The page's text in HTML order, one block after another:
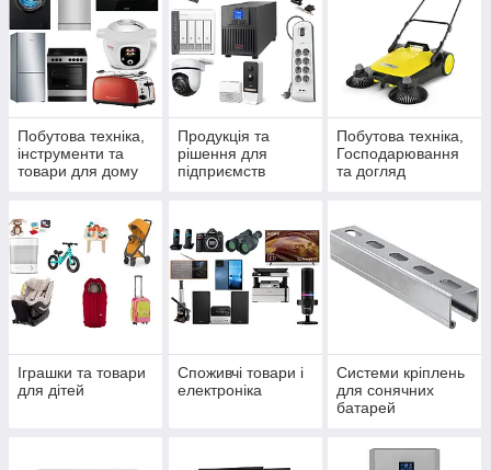
Побутова техніка,
інструменти та
товари для дому
Продукція та
рішення для
підприємств
Побутова техніка,
Господарювання
та догляд
Іграшки та товари
для дітей
Споживчі товари і
електроніка
Системи кріплень
для сонячних
батарей